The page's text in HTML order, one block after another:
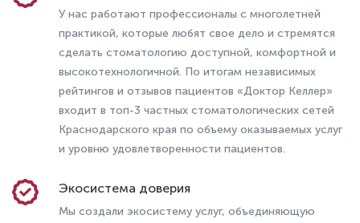
Сломалась, треснула или выпала
замена
У нас работают профессионалы с многолетней
практикой, которые любят свое дело и стремятся
сделать стоматологию доступной, комфортной и
высокотехнологичной. По итогам независимых
рейтингов и отзывов пациентов «Доктор Келлер»
входит в топ-3 частных стоматологических сетей
Краснодарского края по объему оказываемых услуг
и уровню удовлетворенности пациентов.
Экосистема доверия
Мы создали экосистему услуг, объединяющую